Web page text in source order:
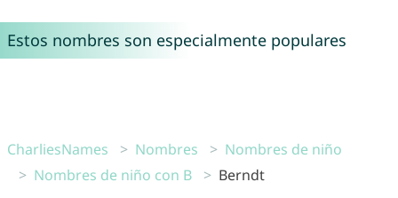
Estos nombres son especialmente populares
CharliesNames Nombres
Nombres de niño
Nombres de niño con B
Berndt